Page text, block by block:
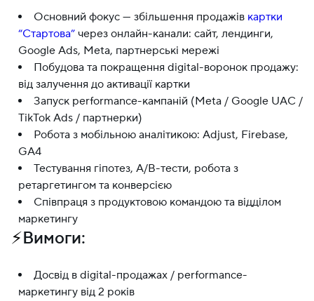
Основний фокус — збільшення продажів картки
“Стартова” через онлайн-канали: сайт, лендинги,
Google Ads, Meta, партнерські мережі
Побудова та покращення digital-воронок продажу:
від залучення до активації картки
Запуск performance-кампаній (Meta / Google UAC /
TikTok Ads / партнерки)
Робота з мобільною аналітикою: Adjust, Firebase,
GA4
Тестування гіпотез, A/B-тести, робота з
ретаргетингом та конверсією
Співпраця з продуктовою командою та відділом
маркетингу
⚡Вимоги:
Досвід в digital-продажах / performance-
маркетингу від 2 років